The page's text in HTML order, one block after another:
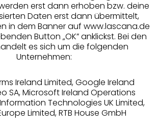
zzgl.
Versandkosten
erst dann erhoben bzw. deine
Daten erst dann übermittelt,
in dem Banner auf www.lascana.de
Button „OK” anklickst. Bei den
es sich um die folgenden
Unternehmen:
Ireland Limited, Google Ireland
SA, Microsoft Ireland Operations
Technologies UK Limited,
Limited, RTB House GmbH